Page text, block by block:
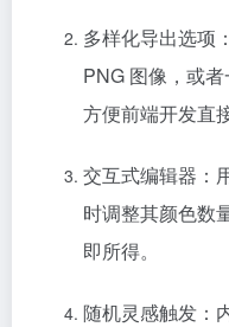
多样化导出选项
PNG 图像，或
方便前端开发直
交互式编辑器：
时调整其颜色数
即所得。
随机灵感触发：